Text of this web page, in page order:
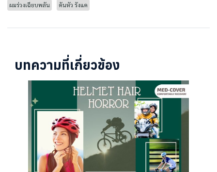
ผมร่วงเฉียบพลัน
คันหัว รังแค
บทความที่เกี่ยวข้อง